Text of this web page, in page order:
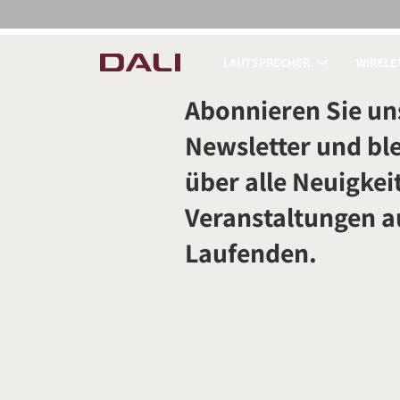
PRODUKTE
Abonnieren Sie
Newsletter und
über alle
Veranstaltungen
Laufenden.